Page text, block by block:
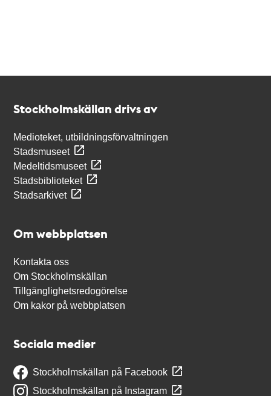
Stockholmskällan drivs av
Medioteket, utbildningsförvaltningen
Stadsmuseet
Medeltidsmuseet
Stadsbiblioteket
Stadsarkivet
Om webbplatsen
Kontakta oss
Om Stockholmskällan
Tillgänglighetsredogörelse
Om kakor på webbplatsen
Sociala medier
Stockholmskällan på Facebook
Stockholmskällan på Instagram